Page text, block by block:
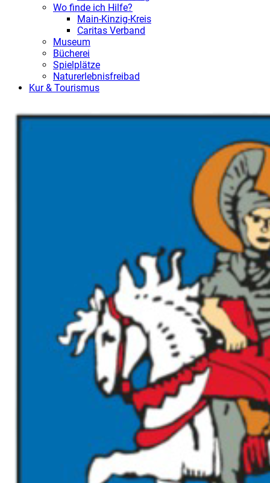
Wo finde ich Hilfe?
Main-Kinzig-Kreis
Caritas Verband
Museum
Bücherei
Spielplätze
Naturerlebnisfreibad
Kur & Tourismus